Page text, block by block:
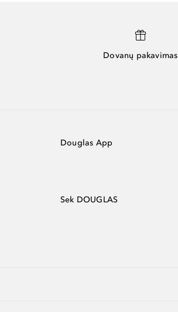
Dovanų pakavimas
Douglas App
Sek DOUGLAS